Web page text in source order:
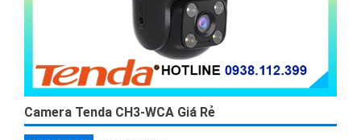
Camera Tenda CH3-WCA Giá Rẻ